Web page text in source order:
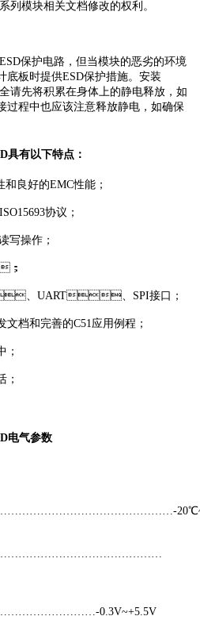
模块相关文档修改的权利。
保护电路，但当模块的恶劣的环境
板时提供ESD保护措施。安装
全请先将积累在身体上的静电释放，如
过程中也应该注意释放静电，如确保
有以下特点：
良好的EMC性能；
协议；
操作；
；
、UART、SPI接口；
档和完善的C51应用例程；
；
；
电气参数
0.3V~+5.5V